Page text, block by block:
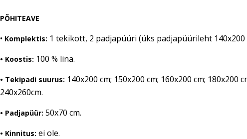
PÕHITEAVE
• Komplektis: 1 tekikott, 2 padjapüüri (üks padjapüürileht
• Koostis: 100 % lina.
• Tekipadi suurus: 140x200 cm; 150x200 cm; 160x200 cm; 180x200
240x260cm.
• Padjapüür: 50x70 cm.
• Kinnitus: ei ole.